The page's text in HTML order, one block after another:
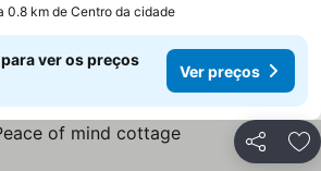
0.8 km de Centro da cidade
ver os preços
Ver preços
Partilhar